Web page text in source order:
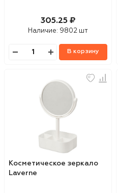
305.25 ₽
Наличие: 9802 шт
В корзину
Косметическое зеркало
Laverne